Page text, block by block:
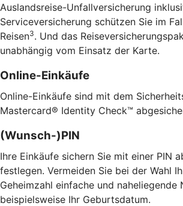
Auslandsreise-Unfallversicherung
Serviceversicherung schützen Sie im
Reisen3. Und das
unabhängig vom Einsatz der Karte.
Online-Einkäufe
Online-Einkäufe sind mit dem
Mastercard® Identity Check™
(Wunsch-)PIN
Ihre Einkäufe sichern Sie mit einer PIN
festlegen. Vermeiden Sie bei der Wahl
Geheimzahl einfache und naheliegende
beispielsweise Ihr Geburtsdatum.